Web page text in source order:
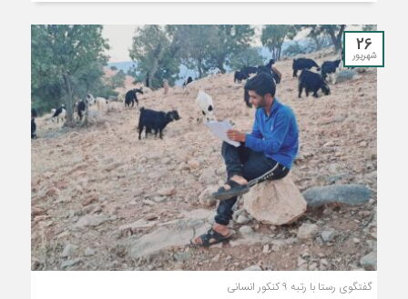
26
شهریور
گفتگوی رستا با رتبه ۹ کنکور انسانی